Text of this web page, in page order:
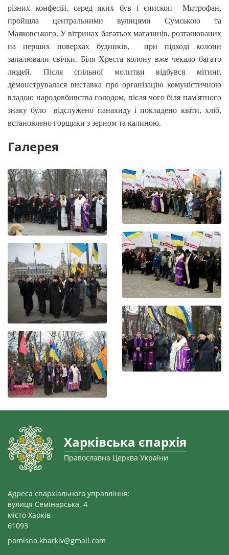
різних конфесій, серед яких був і єпископ Митрофан,
пройшла центральними вулицями Сумською та
Маяковського. У вітринах багатьох магазинів, розташованих
на перших поверхах будинків, при підході колони
запалювали свічки. Біля Хреста колону вже чекало багато
людей. Після спільної молитви відбувся мітинг,
демонструвалася виставка про організацію комуністичною
владою народовбивства голодом, після чого біля пам'ятного
знаку було відслужено панахиду і покладено квіти, хліб,
встановлено горщики з зерном та калиною.
Галерея
Харківська єпархія
Православна Церква України
Адреса єпархіального управління:
вулиця Семінарська, 4
місто Харків
61093
pomisna.kharkiv@gmail.com